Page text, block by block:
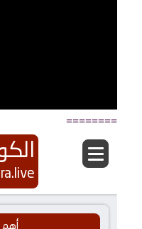
========